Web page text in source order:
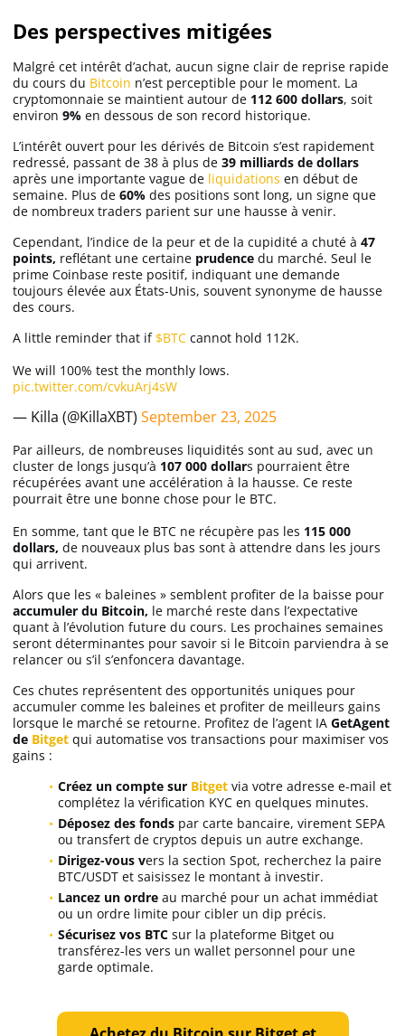
Des perspectives mitigées
Malgré cet intérêt d’achat, aucun signe clair de reprise rapide
du cours du Bitcoin n’est perceptible pour le moment. La
cryptomonnaie se maintient autour de 112 600 dollars, soit
environ 9% en dessous de son record historique.
L’intérêt ouvert pour les dérivés de Bitcoin s’est rapidement
redressé, passant de 38 à plus de 39 milliards de dollars
après une importante vague de liquidations en début de
semaine. Plus de 60% des positions sont long, un signe que
de nombreux traders parient sur une hausse à venir.
Cependant, l’indice de la peur et de la cupidité a chuté à 47
points, reflétant une certaine prudence du marché. Seul le
prime Coinbase reste positif, indiquant une demande
toujours élevée aux États-Unis, souvent synonyme de hausse
des cours.
A little reminder that if $BTC cannot hold 112K.
We will 100% test the monthly lows.
pic.twitter.com/cvkuArj4sW
— Killa (@KillaXBT) September 23, 2025
Par ailleurs, de nombreuses liquidités sont au sud, avec un
cluster de longs jusqu’à 107 000 dollars pourraient être
récupérées avant une accélération à la hausse. Ce reste
pourrait être une bonne chose pour le BTC.
En somme, tant que le BTC ne récupère pas les 115 000
dollars, de nouveaux plus bas sont à attendre dans les jours
qui arrivent.
Alors que les « baleines » semblent profiter de la baisse pour
accumuler du Bitcoin, le marché reste dans l’expectative
quant à l’évolution future du cours. Les prochaines semaines
seront déterminantes pour savoir si le Bitcoin parviendra à se
relancer ou s’il s’enfoncera davantage.
Ces chutes représentent des opportunités uniques pour
accumuler comme les baleines et profiter de meilleurs gains
lorsque le marché se retourne. Profitez de l’agent IA GetAgent
de Bitget qui automatise vos transactions pour maximiser vos
gains :
Créez un compte sur Bitget via votre adresse e-mail et
complétez la vérification KYC en quelques minutes.
Déposez des fonds par carte bancaire, virement SEPA
ou transfert de cryptos depuis un autre exchange.
Dirigez-vous vers la section Spot, recherchez la paire
BTC/USDT et saisissez le montant à investir.
Lancez un ordre au marché pour un achat immédiat
ou un ordre limite pour cibler un dip précis.
Sécurisez vos BTC sur la plateforme Bitget ou
transférez-les vers un wallet personnel pour une
garde optimale.